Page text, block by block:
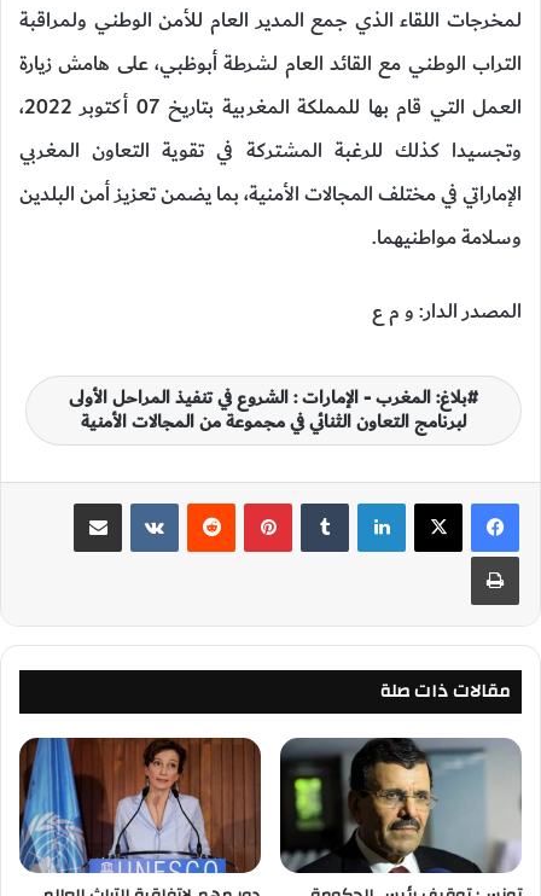
لمخرجات اللقاء الذي جمع المدير العام للأمن الوطني ولمراقبة
التراب الوطني مع القائد العام لشرطة أبوظبي، على هامش زيارة
العمل التي قام بها للمملكة المغربية بتاريخ 07 أكتوبر 2022،
وتجسيدا كذلك للرغبة المشتركة في تقوية التعاون المغربي
الإماراتي في مختلف المجالات الأمنية، بما يضمن تعزيز أمن البلدين
وسلامة مواطنيهما.
المصدر الدار: و م ع
بلاغ: المغرب - الإمارات : الشروع في تنفيذ المراحل الأولى
لبرنامج التعاون الثنائي في مجموعة من المجالات الأمنية
لينكدإن بينتيريست
مقالات ذات صلة